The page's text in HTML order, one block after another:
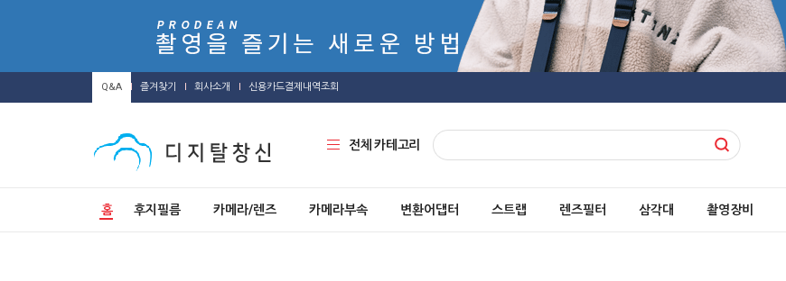
Q&A 즐겨찾기 회사소개 신용카드결제내역조회
전체 카테고리
홈 후지필름 카메라/렌즈 카메라부속 변환어댑터 스트랩 렌즈필터 삼각대 촬영장비